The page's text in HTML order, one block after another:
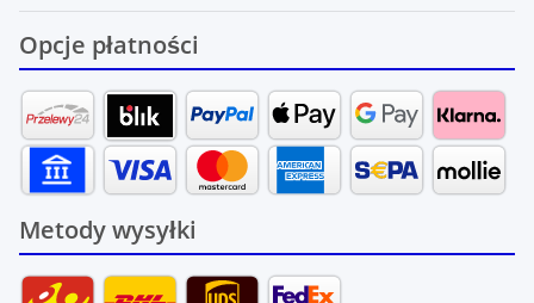
Opcje płatności
Metody wysyłki